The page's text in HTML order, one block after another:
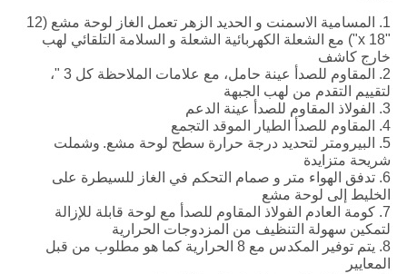
1. المسامية الاسمنت و الحديد الزهر تعمل الغاز لوحة مشع (12
"x 18") مع الشعلة الكهربائية الشعلة و السلامة التلقائي لهب
خارج كاشف
2. المقاوم للصدأ عينة حامل، مع علامات الملاحظة كل 3 "،
لتقييم التقدم من لهب الجبهة
3. الفولاذ المقاوم للصدأ عينة الدعم
4. المقاوم للصدأ الطيار الموقد التجمع
5. البيرومتر لتحديد درجة حرارة سطح لوحة مشع.
وشملت
شريحة متزايدة
6. تدفق الهواء متر و صمام التحكم في الغاز للسيطرة على
الخليط إلى لوحة مشع
7. كومة العادم الفولاذ المقاوم للصدأ مع لوحة قابلة للإزالة
لتمكين سهولة التنظيف من المزدوجات الحرارية
8. يتم توفير المكدس مع 8 الحرارية كما هو مطلوب من قبل
المعايير